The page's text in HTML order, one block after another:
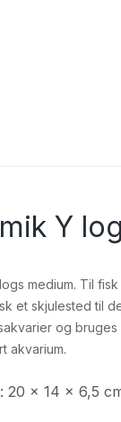
Y
medium. Til
et skjulested til
og
akvarium.
20 x 14 x 6,5